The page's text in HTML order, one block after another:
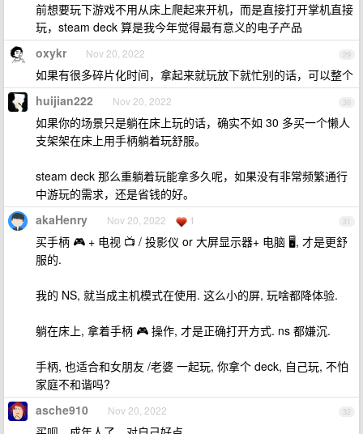
前想要玩下游戏不用从床上爬起来开机，而是直接打开掌机直接
玩，steam deck 算是我今年觉得最有意义的电子产品
29
oxykr Nov 20, 2022
如果有很多碎片化时间，拿起来就玩放下就忙别的话，可以整个
30
huijian222 Nov 20, 2022
如果你的场景只是躺在床上玩的话，确实不如 30 多买一个懒人
支架架在床上用手柄躺着玩舒服。
steam deck 那么重躺着玩能拿多久呢，如果没有非常频繁通行
中游玩的需求，还是省钱的好。
31
akaHenry Nov 20, 2022 1
买手柄 🎮 + 电视 📺 / 投影仪 or 大屏显示器+ 电脑 🖥, 才是更舒
服的.
我的 NS, 就当成主机模式在使用. 这么小的屏, 玩啥都降体验.
躺在床上, 拿着手柄 🎮 操作, 才是正确打开方式. ns 都嫌沉.
手柄, 也适合和女朋友 /老婆 一起玩, 你拿个 deck, 自己玩, 不怕
家庭不和谐吗?
32
asche910 Nov 20, 2022